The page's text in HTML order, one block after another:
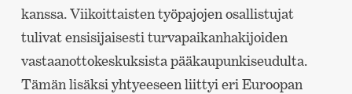
kanssa. Viikoittaisten työpajojen osallistujat
tulivat ensisijaisesti turvapaikanhakijoiden
vastaanottokeskuksista pääkaupunkiseudulta.
Tämän lisäksi yhtyeeseen liittyi eri Euroopan